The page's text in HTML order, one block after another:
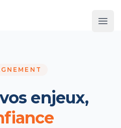
Les
enjeux,